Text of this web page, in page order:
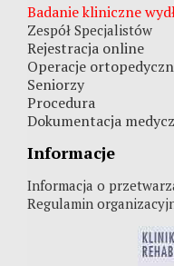
Badanie kliniczne
Zespół Specjalistów
Rejestracja online
Operacje
Seniorzy
Procedura
Dokumentacja
Informacje
Informacja o
Regulamin